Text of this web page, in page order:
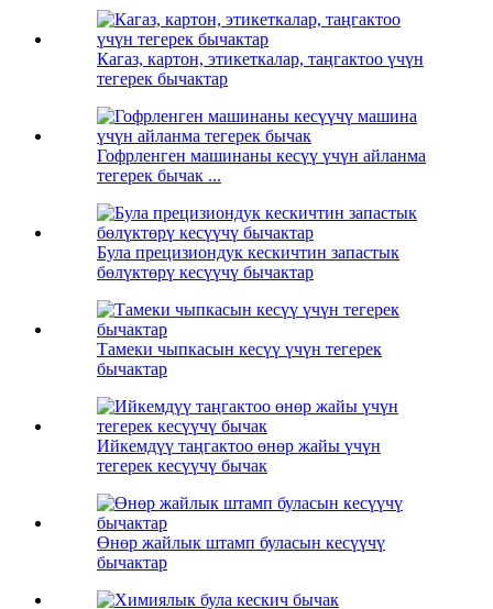
Кагаз, картон, этикеткалар, таңгактоо үчүн
тегерек бычактар
Гофрленген машинаны кесүү үчүн айланма
тегерек бычак ...
Була прецизиондук кескичтин запастык
бөлүктөрү кесүүчү бычактар
Тамеки чыпкасын кесүү үчүн тегерек
бычактар
Ийкемдүү таңгактоо өнөр жайы үчүн
тегерек кесүүчү бычак
Өнөр жайлык штамп буласын кесүүчү
бычактар